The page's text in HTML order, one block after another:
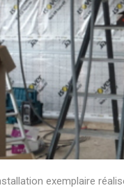
exemplaire